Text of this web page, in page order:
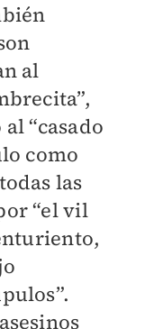
al
“casado
como
las
“el vil